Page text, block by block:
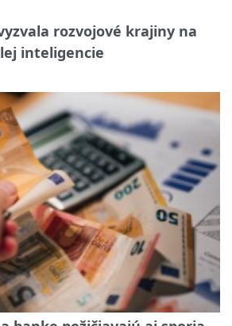
rozvojové krajiny na
inteligencie